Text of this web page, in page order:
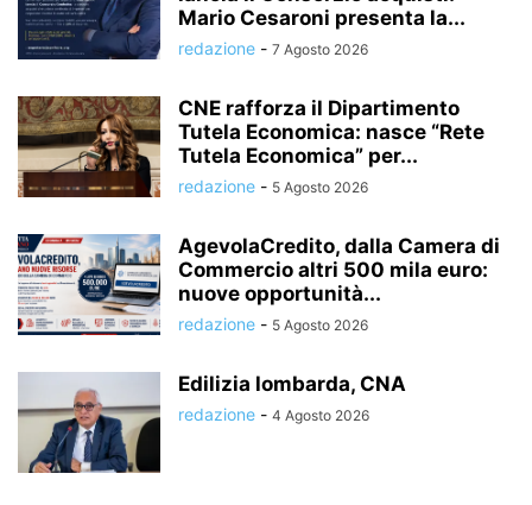
Mario Cesaroni presenta la...
redazione - 7 Agosto 2026
CNE rafforza il Dipartimento
Tutela Economica: nasce “Rete
Tutela Economica” per...
redazione - 5 Agosto 2026
AgevolaCredito, dalla Camera di
Commercio altri 500 mila euro:
nuove opportunità...
redazione - 5 Agosto 2026
Edilizia lombarda, CNA
redazione - 4 Agosto 2026